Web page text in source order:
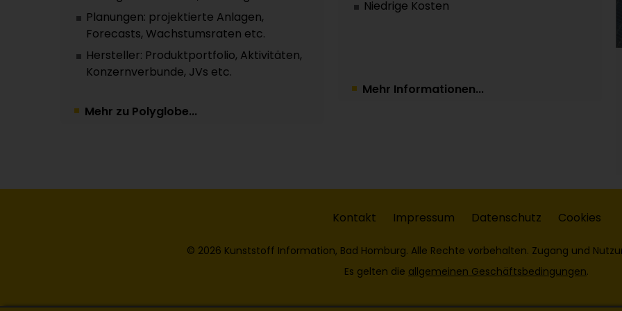
Planungen: projektierte Anlagen,
Forecasts, Wachstumsraten etc.
Hersteller: Produktportfolio, Aktivitäten,
Konzernverbunde, JVs etc.
Mehr zu Polyglobe...
Niedrige Kosten
Mehr Informationen...
Kontakt Impressum Datenschutz Cookies
© 2026 Kunststoff Information, Bad Homburg. Alle Rechte vorbehalten. Zugang und
Es gelten die allgemeinen Geschäftsbedingungen.